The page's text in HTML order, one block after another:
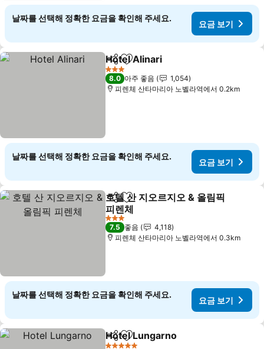
날짜를 선택해 정확한 요금을 확인해 주세요.
요금 보기
공유 즐겨찾기에 추가
Hotel Alinari
3 성급
8.0 아주 좋음
1,054
피렌체 산타마리아 노벨라역에서 0.2km
날짜를 선택해 정확한 요금을 확인해 주세요.
요금 보기
공유 즐겨찾기에 추가
호텔 산 지오르지오 & 올림픽
피렌체
3 성급
7.5 좋음
4,118
피렌체 산타마리아 노벨라역에서 0.3km
날짜를 선택해 정확한 요금을 확인해 주세요.
요금 보기
공유 즐겨찾기에 추가
Hotel Lungarno